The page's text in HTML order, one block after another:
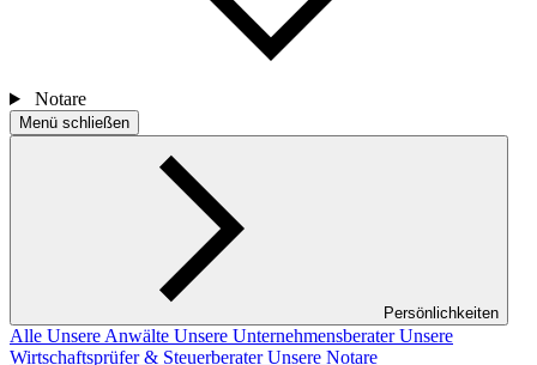
Notare
Menü schließen
Persönlichkeiten
Alle Unsere Anwälte Unsere UnternehmensberaterUnsere
Wirtschaftsprüfer & SteuerberaterUnsere Notare